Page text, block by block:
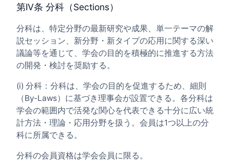
第IV条 分科（Sections）
分科は、特定分野の最新研究や成果、単一テーマの解
説セッション、新分野・新タイプの応用に関する深い
議論等を通じて、学会の目的を積極的に推進する方法
の開発・検討を奨励する。
(i) 分科：分科は、学会の目的を促進するため、細則
（By-Laws）に基づき理事会が設置できる。各分科は
学会の範囲内で活発な関心を代表できる十分に広い統
計方法・理論・応用分野を扱う。会員は1つ以上の分
科に所属できる。
分科の会員資格は学会会員に限る。